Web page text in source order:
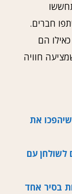
חברים.
הם
חוויה
שיהפכו את
עם
בסיר אחד